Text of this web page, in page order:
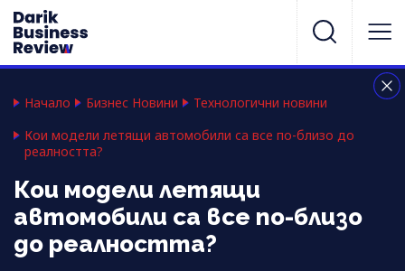
Начало Бизнес Новини
Технологични новини
Кои модели летящи автомобили са все по-близо до
реалността?
Кои модели летящи
автомобили са все по-близо
до реалността?